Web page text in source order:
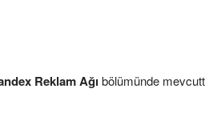
Reklam Ağı bölümünde